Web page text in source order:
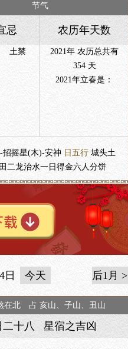
节气
忌
土禁
农历年天数
2021年 农历总共有
354 天
2021年立春是：
招摇星(木)-安神 日五行 城头土
二龙治水一日得金六人分饼
日 今天 后1月 >
在北 占 亥山、子山、丑山
二十八 星宿之吉凶